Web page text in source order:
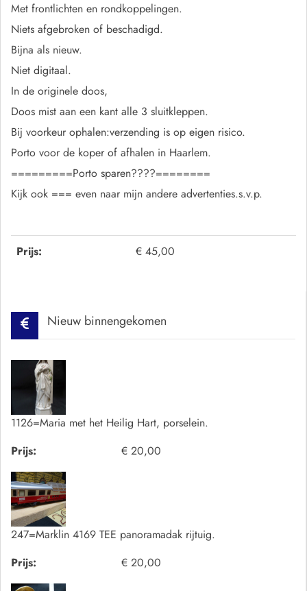
Prijs: € 45,00
Met frontlichten en rondkoppelingen.
Niets afgebroken of beschadigd.
Bijna als nieuw.
Niet digitaal.
In de originele doos,
Doos mist aan een kant alle 3 sluitkleppen.
Bij voorkeur ophalen:verzending is op eigen risico.
Porto voor de koper of afhalen in Haarlem.
=========Porto sparen????========
Kijk ook === even naar mijn andere advertenties.s.v.p.
Nieuw binnengekomen
1126=Maria met het Heilig Hart, porselein.
Prijs:
€ 20,00
247=Marklin 4169 TEE panoramadak rijtuig.
Prijs:
€ 20,00